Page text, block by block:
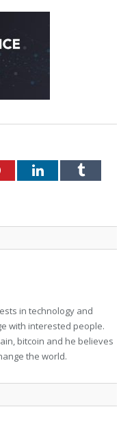
PinterestLinkedInTumblr
in technology and
with interested people.
bitcoin and he believes
the world.